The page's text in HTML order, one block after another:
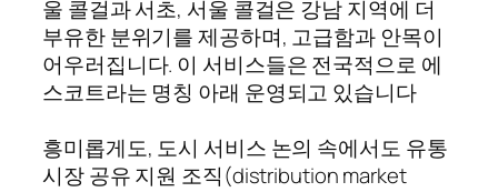
울 콜걸과 서초, 서울 콜걸은 강남 지역에 더
부유한 분위기를 제공하며, 고급함과 안목이
어우러집니다. 이 서비스들은 전국적으로 에
스코트라는 명칭 아래 운영되고 있습니다
흥미롭게도, 도시 서비스 논의 속에서도 유통
시장 공유 지원 조직(distribution market